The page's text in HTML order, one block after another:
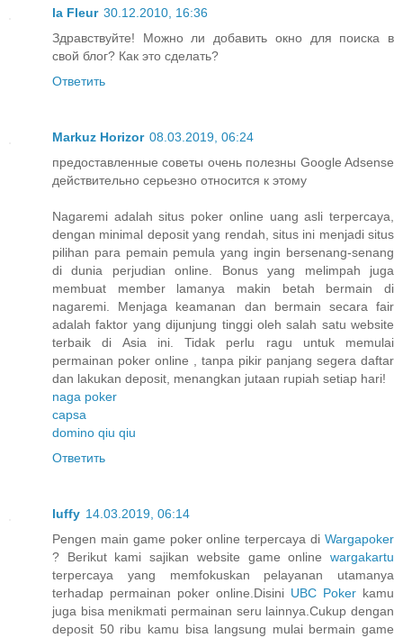
la Fleur 30.12.2010, 16:36
Здравствуйте! Можно ли добавить окно для поиска в
свой блог? Как это сделать?
Ответить
Markuz Horizor 08.03.2019, 06:24
предоставленные советы очень полезны Google Adsense
действительно серьезно относится к этому
Nagaremi adalah situs poker online uang asli terpercaya,
dengan minimal deposit yang rendah, situs ini menjadi situs
pilihan para pemain pemula yang ingin bersenang-senang
di dunia perjudian online. Bonus yang melimpah juga
membuat member lamanya makin betah bermain di
nagaremi. Menjaga keamanan dan bermain secara fair
adalah faktor yang dijunjung tinggi oleh salah satu website
terbaik di Asia ini. Tidak perlu ragu untuk memulai
permainan poker online , tanpa pikir panjang segera daftar
dan lakukan deposit, menangkan jutaan rupiah setiap hari!
naga poker
capsa
domino qiu qiu
Ответить
luffy 14.03.2019, 06:14
Pengen main game poker online terpercaya di Wargapoker
? Berikut kami sajikan website game online wargakartu
terpercaya yang memfokuskan pelayanan utamanya
terhadap permainan poker online.Disini UBC Poker kamu
juga bisa menikmati permainan seru lainnya.Cukup dengan
deposit 50 ribu kamu bisa langsung mulai bermain game